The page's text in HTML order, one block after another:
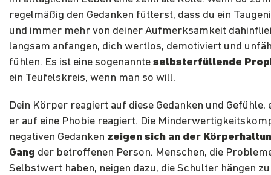
regelmäßig den Gedanken fütterst, dass du ein
und immer mehr von deiner Aufmerksamkeit
langsam anfangen, dich wertlos, demotiviert und
fühlen. Es ist eine sogenannte selbsterfüllende
ein Teufelskreis, wenn man so will.
Dein Körper reagiert auf diese Gedanken und Gefühle,
er auf eine Phobie reagiert. Die
negativen Gedanken zeigen sich an der
Gang der betroffenen Person. Menschen, die
Selbstwert haben, neigen dazu, die Schulter hängen